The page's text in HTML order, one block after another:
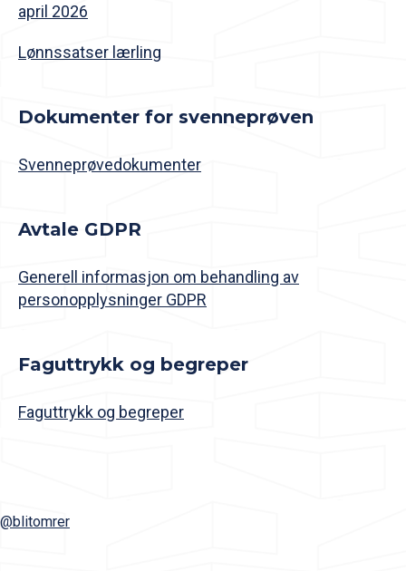
april 2026
Lønnssatser lærling
Dokumenter for svenneprøven
Svenneprøvedokumenter
Avtale GDPR
Generell informasjon om behandling av
personopplysninger GDPR
Faguttrykk og begreper
Faguttrykk og begreper
@blitomrer